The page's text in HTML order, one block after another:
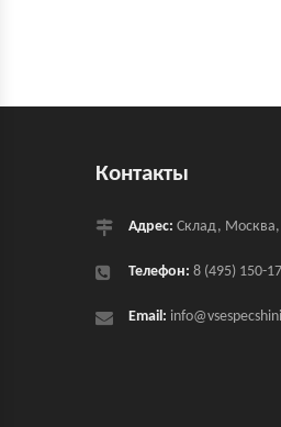
Контакты
Адрес: Склад,
Телефон: 8 (495) 150-
Email: